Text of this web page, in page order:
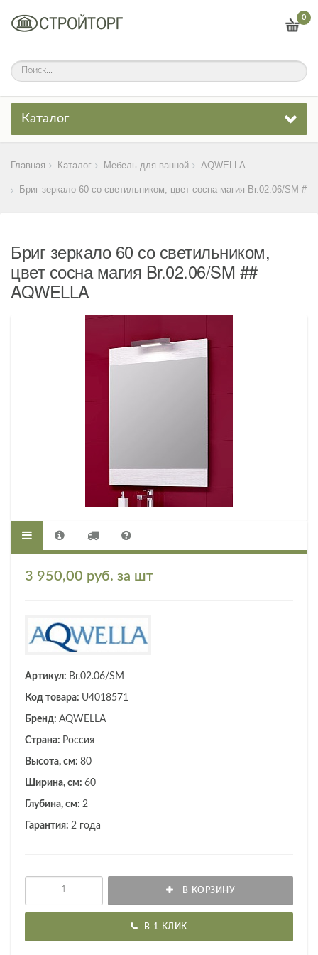
0
Каталог
Главная Каталог Мебель для ванной AQWELLA
Бриг зеркало 60 со светильником, цвет сосна магия Br.02.06/SM ##
Бриг зеркало 60 со светильником,
цвет сосна магия Br.02.06/SM ##
AQWELLA
3 950,00 руб. за шт
Артикул: Br.02.06/SM
Код товара: U4018571
Бренд: AQWELLA
Страна: Россия
Высота, см: 80
Ширина, см: 60
Глубина, см: 2
Гарантия: 2 года
В КОРЗИНУ
В 1 КЛИК